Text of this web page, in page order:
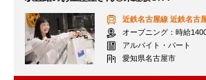
近鉄名古屋線 近鉄名古
オープニング：時給1400円 通常
アルバイト・パート
愛知県名古屋市